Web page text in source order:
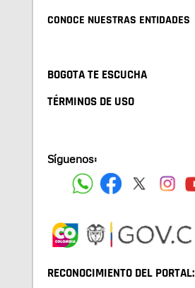
CONOCE NUESTRAS ENTIDADES
BOGOTA TE ESCUCHA
TÉRMINOS DE USO
Síguenos:
RECONOCIMIENTO DEL PORTAL: